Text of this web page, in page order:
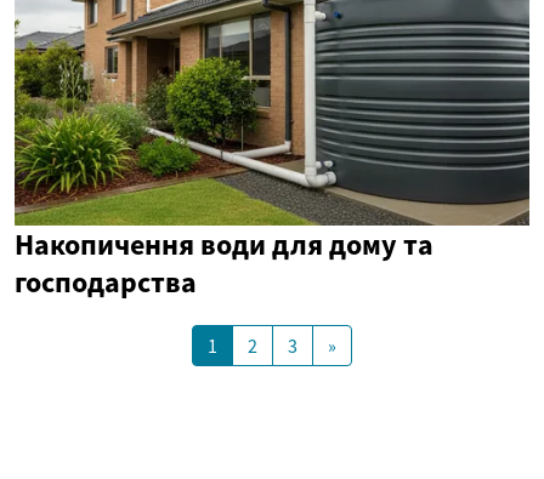
Накопичення води для дому та
господарства
1 2 3 »